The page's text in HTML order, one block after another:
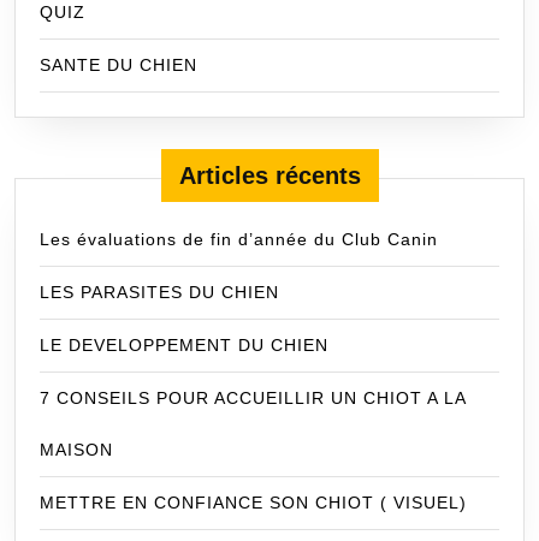
QUIZ
SANTE DU CHIEN
Articles récents
Les évaluations de fin d’année du Club Canin
LES PARASITES DU CHIEN
LE DEVELOPPEMENT DU CHIEN
7 CONSEILS POUR ACCUEILLIR UN CHIOT A LA
MAISON
METTRE EN CONFIANCE SON CHIOT ( VISUEL)